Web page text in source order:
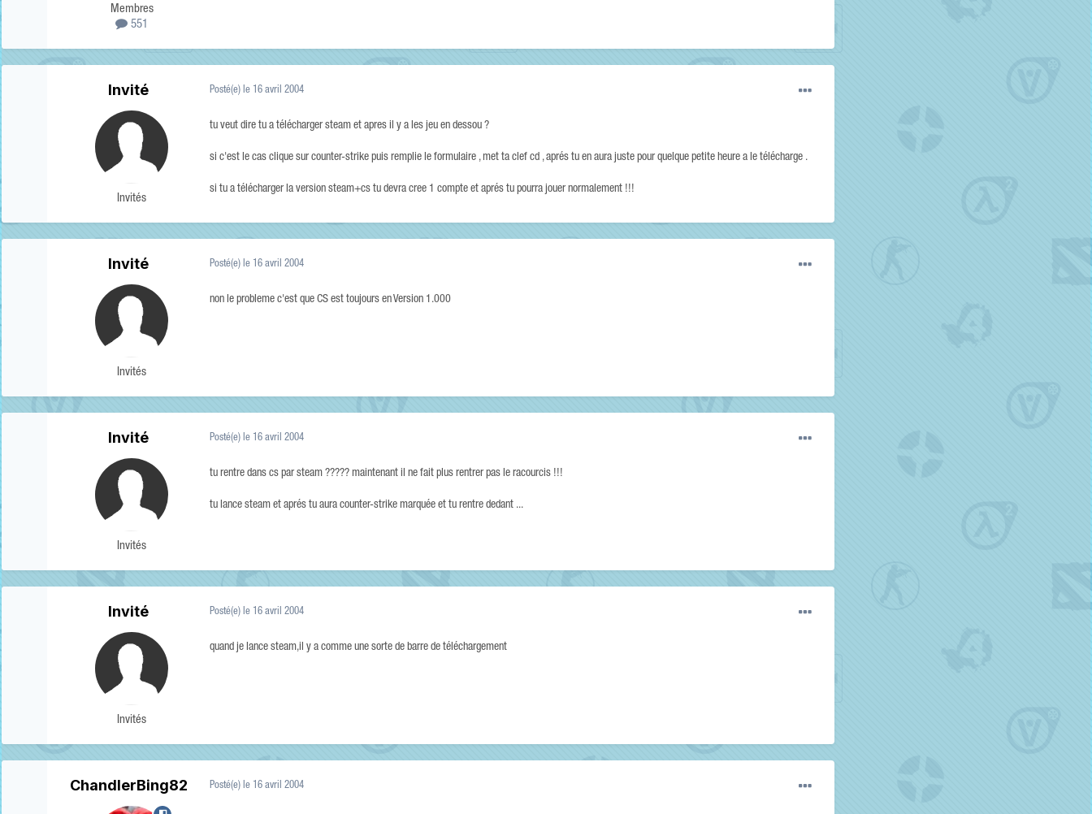
Membres
551
Invité
Invités
Posté(e)le 16 avril 2004
tu veut dire tu a télécharger steam et apres il y a les jeu en dessou ?
si c'est le cas clique sur counter-strike puis remplie le formulaire , met ta clef cd , aprés tu en aura juste pour quelque petite heure a le télécharge .
si tu a télécharger la version steam+cs tu devra cree 1 compte et aprés tu pourra jouer normalement !!!
Invité
Invités
Posté(e)le 16 avril 2004
non le probleme c'est que CS est toujours en Version 1.000
Invité
Invités
Posté(e)le 16 avril 2004
tu rentre dans cs par steam ????? maintenant il ne fait plus rentrer pas le racourcis !!!
tu lance steam et aprés tu aura counter-strike marquée et tu rentre dedant ...
Invité
Invités
Posté(e)le 16 avril 2004
quand je lance steam,il y a comme une sorte de barre de téléchargement
ChandlerBing82 Posté(e)le 16 avril 2004